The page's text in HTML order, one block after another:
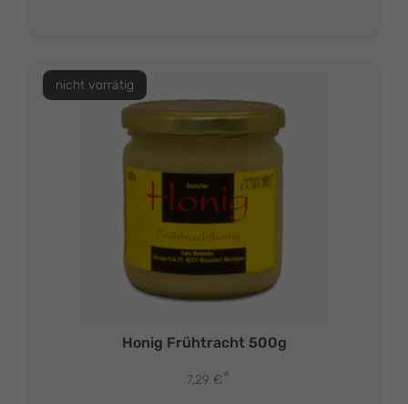
nicht vorrätig
Honig Frühtracht 500g
7,29 €*